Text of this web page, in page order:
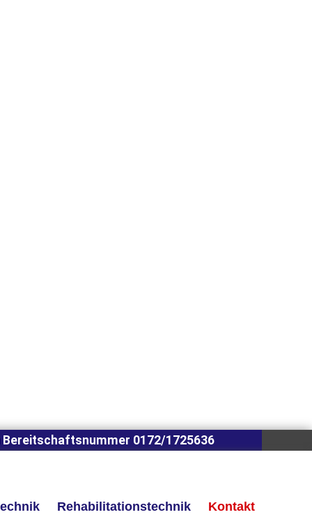
Bereitschaftsnummer 0172/1725636
Rehabilitationstechnik Kontakt